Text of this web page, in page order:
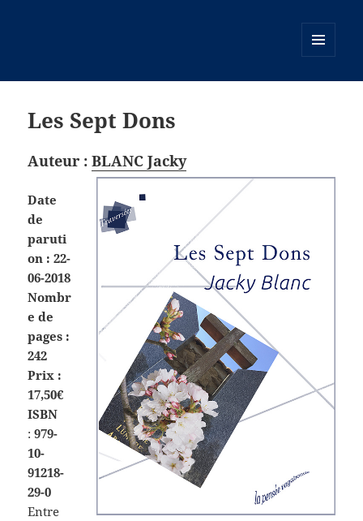
Les Sept Dons
Auteur :BLANC Jacky
Date
de
paruti
on : 22-
06-2018
Nombr
e de
pages :
242
Prix :
17,50€
ISBN
:979-
10-
91218-
29-0
Entre